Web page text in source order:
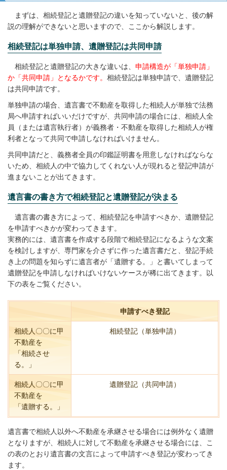
まずは、相続登記と遺贈登記の違いを知っていないと、後の解
説の理解ができないと思いますので、ここから解説します。
相続登記は単独申請、遺贈登記は共同申請
相続登記と遺贈登記の大きな違いは、 申請構造が「単独申請」
か「共同申請」となるかです。 相続登記は単独申請で、遺贈登記
は共同申請です。
単独申請の場合、遺言書で不動産を取得した相続人が単独で法務
局へ申請すればいいだけですが、共同申請の場合には、相続人全
員（または遺言執行者）が義務者・不動産を取得した相続人が権
利者となって共同で申請しなければいけません。
共同申請だと、義務者全員の印鑑証明書を用意しなければならな
いため、相続人の中で協力してくれない人が現れると登記申請が
進まないことが出てきます。
遺言書の書き方で相続登記と遺贈登記が決まる
遺言書の書き方によって、相続登記を申請すべきか、遺贈登記
を申請すべきかが変わってきます。
実務的には、遺言書を作成する段階で相続登記になるような文案
を検討しますが、専門家を介さずに作った遺言書だと、登記手続
き上の問題を知らずに遺言者が「遺贈する。」と書いてしまって
遺贈登記を申請しなければいけないケースが稀に出てきます。以
下の表をご覧ください。
申請すべき登記
相続人〇〇に甲
不動産を
「相続させ
る。」
相続登記（単独申請）
相続人〇〇に甲
不動産を
「遺贈する。」
遺贈登記（共同申請）
遺言書で相続人以外へ不動産を承継させる場合には例外なく遺贈
となりますが、相続人に対して不動産を承継させる場合には、こ
の表のとおり遺言書の文言によって申請すべき登記が変わってき
ます。